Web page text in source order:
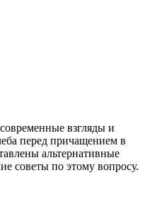
взгляды и
перед причащением в
альтернативные
советы по этому вопросу.